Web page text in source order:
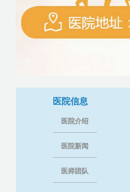
医院信息
医院介绍
医院新闻
医师团队